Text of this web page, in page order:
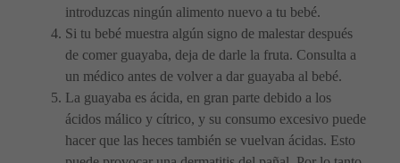
introduzcas ningún alimento nuevo a tu bebé.
Si tu bebé muestra algún signo de malestar después
de comer guayaba, deja de darle la fruta. Consulta a
un médico antes de volver a dar guayaba al bebé.
La guayaba es ácida, en gran parte debido a los
ácidos málico y cítrico, y su consumo excesivo puede
hacer que las heces también se vuelvan ácidas. Esto